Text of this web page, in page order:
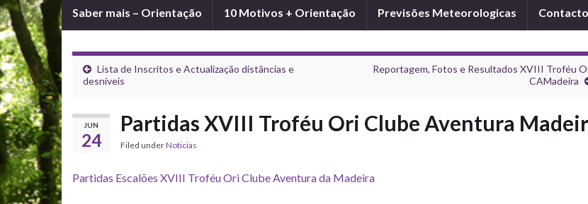
Saber mais – Orientação 10 Motivos + Orientação Previsões Meteorologicas
Lista de Inscritos e Actualização distâncias e
desníveis
Reportagem, Fotos e Resultados XVIII Troféu
CAMadeira
JUN
24
Partidas XVIII Troféu Ori Clube Aventura
Filed underNoticias
Partidas Escalões XVIII Troféu Ori Clube Aventura da Madeira